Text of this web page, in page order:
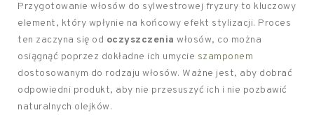
Przygotowanie włosów do sylwestrowej fryzury to kluczowy
element, który wpłynie na końcowy efekt stylizacji. Proces
ten zaczyna się od oczyszczenia włosów, co można
osiągnąć poprzez dokładne ich umycie szamponem
dostosowanym do rodzaju włosów. Ważne jest, aby dobrać
odpowiedni produkt, aby nie przesuszyć ich i nie pozbawić
naturalnych olejków.